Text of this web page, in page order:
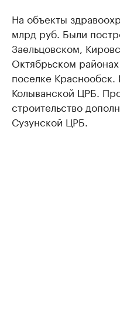
На объекты
млрд руб. Были
Заельцовском,
Октябрьском
поселке
Колыванской ЦРБ.
строительство
Сузунской ЦРБ.